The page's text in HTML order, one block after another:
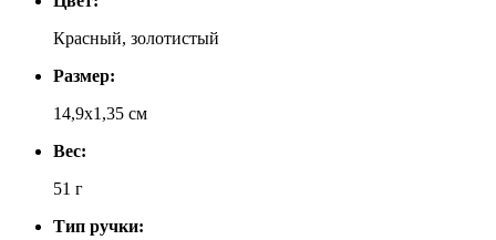
Красный, золотистый
Размер:
14,9х1,35 см
Вес:
51 г
Тип ручки: